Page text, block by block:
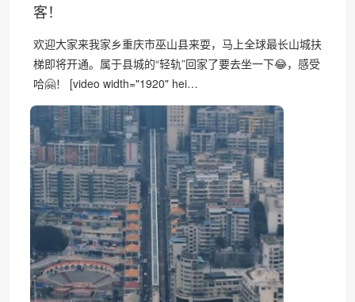
客！
欢迎大家来我家乡重庆市巫山县来耍，马上全球最长山城扶
梯即将开通。属于县城的“轻轨”回家了要去坐一下😂，感受
哈🤗！ [video width="1920" hei…